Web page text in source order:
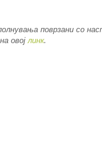
поврзани со
овојлинк.